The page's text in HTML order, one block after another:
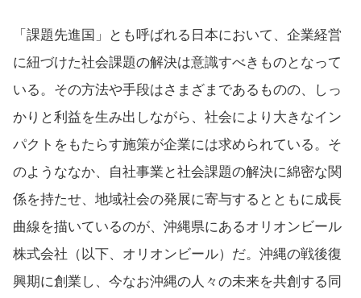
「課題先進国」とも呼ばれる日本において、企業経営
に紐づけた社会課題の解決は意識すべきものとなって
いる。その方法や手段はさまざまであるものの、しっ
かりと利益を生み出しながら、社会により大きなイン
パクトをもたらす施策が企業には求められている。そ
のようななか、自社事業と社会課題の解決に綿密な関
係を持たせ、地域社会の発展に寄与するとともに成長
曲線を描いているのが、沖縄県にあるオリオンビール
株式会社（以下、オリオンビール）だ。沖縄の戦後復
興期に創業し、今なお沖縄の人々の未来を共創する同